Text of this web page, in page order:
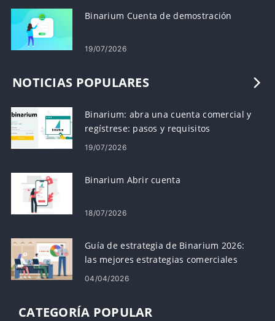
Binarium Cuenta de demostración
19/07/2026
NOTICIAS POPULARES
Binarium: abra una cuenta comercial y
regístrese: pasos y requisitos
19/07/2026
Binarium Abrir cuenta
18/07/2026
Guía de estrategia de Binarium 2026:
las mejores estrategias comerciales
para nuevos operadores
04/04/2026
CATEGORÍA POPULAR